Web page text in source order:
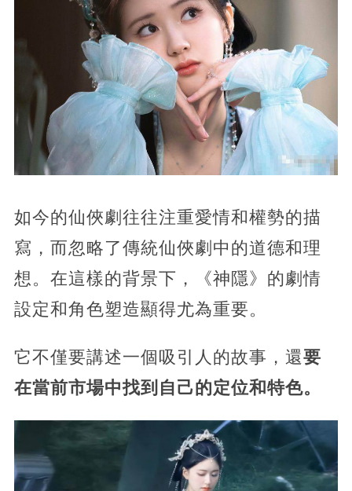
如今的仙俠劇往往注重愛情和權勢的描
寫，而忽略了傳統仙俠劇中的道德和理
想。在這樣的背景下，《神隱》的劇情
設定和角色塑造顯得尤為重要。
它不僅要講述一個吸引人的故事，還要
在當前市場中找到自己的定位和特色。